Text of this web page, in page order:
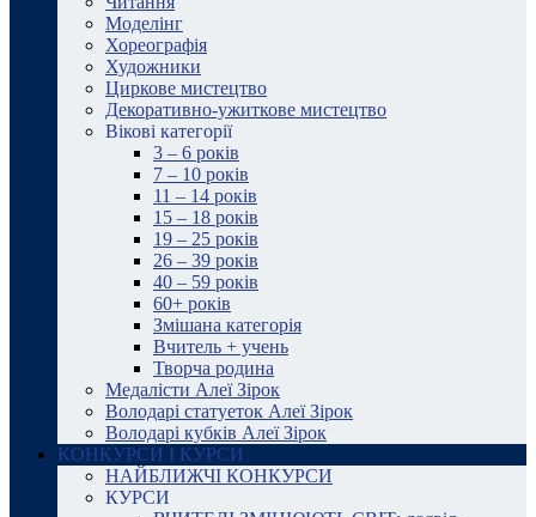
Моделінг
Хореографія
Художники
Циркове мистецтво
Декоративно-ужиткове мистецтво
Вікові категорії
3 – 6 років
7 – 10 років
11 – 14 років
15 – 18 років
19 – 25 років
26 – 39 років
40 – 59 років
60+ років
Змішана категорія
Вчитель + учень
Творча родина
Медалісти Алеї Зірок
Володарі статуеток Алеї Зірок
Володарі кубків Алеї Зірок
КОНКУРСИ І КУРСИ
НАЙБЛИЖЧІ КОНКУРСИ
КУРСИ